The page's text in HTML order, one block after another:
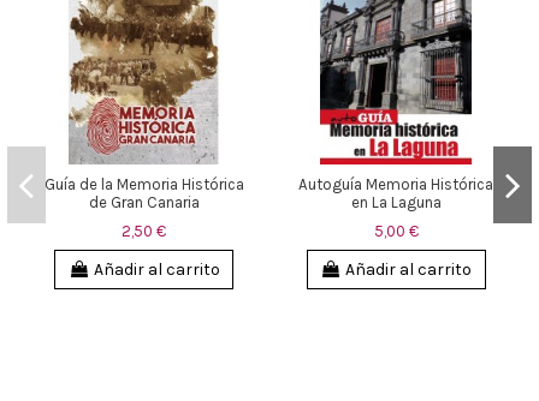
Guía de la Memoria Histórica
de Gran Canaria
2,50 €
Añadir al carrito
Autoguía Memoria Histórica
en La Laguna
5,00 €
Añadir al carrito